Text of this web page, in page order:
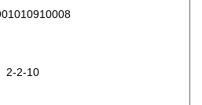
円 島根県
2-2-10